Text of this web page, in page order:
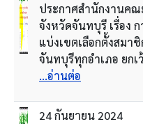
ประกาศสำนักงานคณ
จังหวัดจันทบุรี เรื่อง
แบ่งเขตเลือกตั้งสมา
จันทบุรีทุกอำเภอ ยกเ
...อ่านต่อ
24 กันยายน 2024